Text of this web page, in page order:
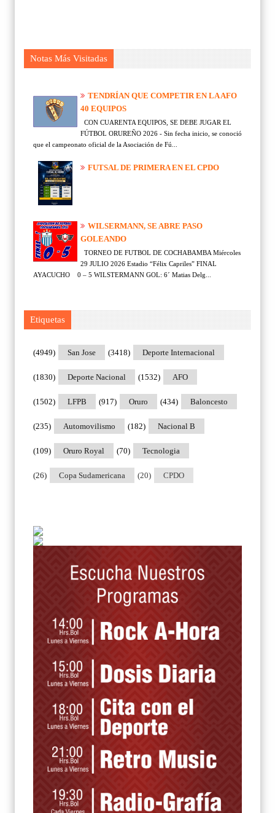
Notas Más Visitadas
TENDRÍAN QUE COMPETIR EN LA AFO
40 EQUIPOS
CON CUARENTA EQUIPOS, SE DEBE JUGAR EL
FÚTBOL ORUREÑO 2026 - Sin fecha inicio, se conoció
que el campeonato oficial de la Asociación de Fú...
FUTSAL DE PRIMERA EN EL CPDO
WILSERMANN, SE ABRE PASO
GOLEANDO
TORNEO DE FUTBOL DE COCHABAMBA Miércoles
29 JULIO 2026 Estadio “Félix Capriles” FINAL
AYACUCHO 0 – 5 WILSTERMANN GOL: 6´ Matias Delg...
Etiquetas
San Jose
(4949) Deporte Internacional
(3418)
Deporte Nacional
(1830) AFO
(1532)
LFPB
(1502) Oruro
(917) Baloncesto
(434)
Automovilismo
(235) Nacional B
(182)
Oruro Royal
(109) Tecnologia
(70)
Copa Sudamericana
(26) CPDO
(20)